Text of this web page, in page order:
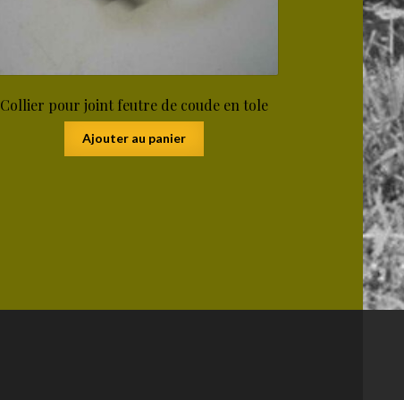
Collier pour joint feutre de coude en tole
Ajouter au panier